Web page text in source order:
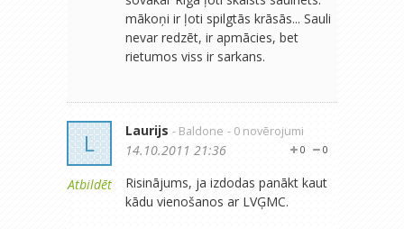
mākoņi ir ļoti spilgtās krāsās... Sauli
nevar redzēt, ir apmācies, bet
rietumos viss ir sarkans.
L
Atbildēt
Laurijs - Baldone - 0 novērojumi
0
0
14.10.2011 21:36
Risinājums, ja izdodas panākt kaut
kādu vienošanos ar LVĢMC.